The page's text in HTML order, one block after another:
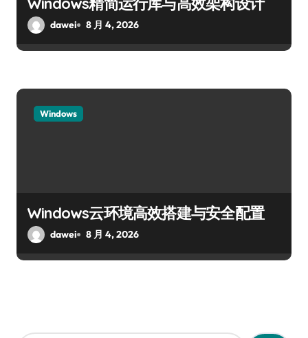
dawei 8 月 4, 2026
Windows
Windows云环境高效搭建与安全配置
dawei 8 月 4, 2026